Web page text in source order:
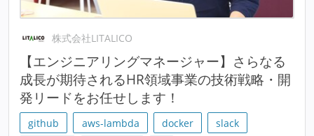
株式会社LITALICO
【エンジニアリングマネージャー】さらなる
成長が期待されるHR領域事業の技術戦略・開
発リードをお任せします！
github aws-lambda docker
slack